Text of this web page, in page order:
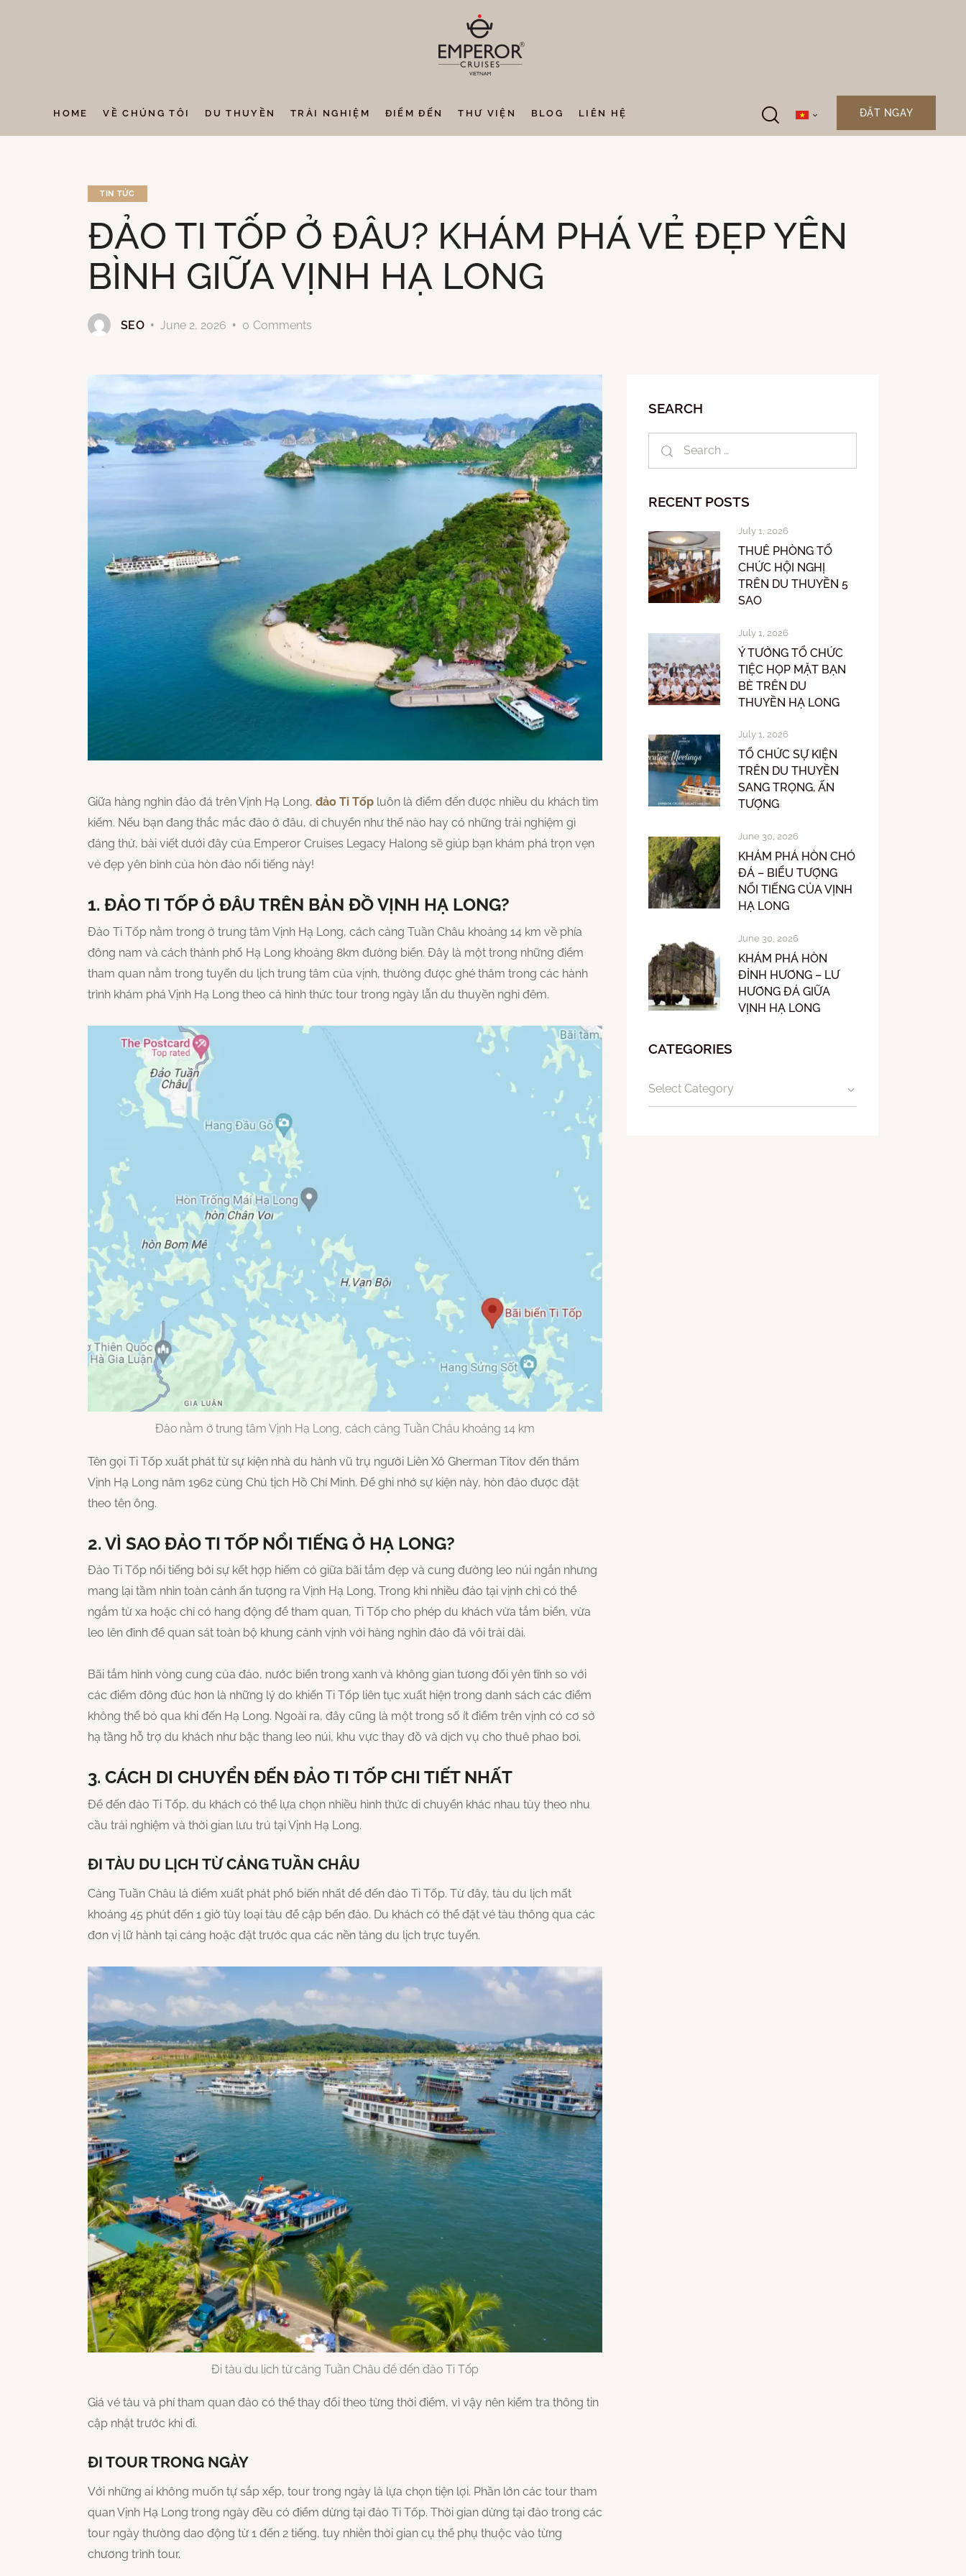
HOME VỀ CHÚNG TÔI DU THUYỀN TRẢI NGHIỆM ĐIỂM ĐẾN THƯ VIỆN BLOG LIÊN HỆ ĐẶT NGAY
TIN TỨC
ĐẢO TI TỐP Ở ĐÂU? KHÁM PHÁ VẺ ĐẸP YÊN
BÌNH GIỮA VỊNH HẠ LONG
SEO June 2, 2026 0 Comments
Giữa hàng nghìn đảo đá trên Vịnh Hạ Long, đảo Ti Tốp luôn là điểm đến được nhiều du khách tìm
kiếm. Nếu bạn đang thắc mắc đảo ở đâu, di chuyển như thế nào hay có những trải nghiệm gì
đáng thử, bài viết dưới đây của Emperor Cruises Legacy Halong sẽ giúp bạn khám phá trọn vẹn
vẻ đẹp yên bình của hòn đảo nổi tiếng này!
1. ĐẢO TI TỐP Ở ĐÂU TRÊN BẢN ĐỒ VỊNH HẠ LONG?
Đảo Ti Tốp nằm trong ở trung tâm Vịnh Hạ Long, cách cảng Tuần Châu khoảng 14 km về phía
đông nam và cách thành phố Hạ Long khoảng 8km đường biển. Đây là một trong những điểm
tham quan nằm trong tuyến du lịch trung tâm của vịnh, thường được ghé thăm trong các hành
trình khám phá Vịnh Hạ Long theo cả hình thức tour trong ngày lẫn du thuyền nghỉ đêm.
Đảo nằm ở trung tâm Vịnh Hạ Long, cách cảng Tuần Châu khoảng 14 km
Tên gọi Ti Tốp xuất phát từ sự kiện nhà du hành vũ trụ người Liên Xô Gherman Titov đến thăm
Vịnh Hạ Long năm 1962 cùng Chủ tịch Hồ Chí Minh. Để ghi nhớ sự kiện này, hòn đảo được đặt
theo tên ông.
2. VÌ SAO ĐẢO TI TỐP NỔI TIẾNG Ở HẠ LONG?
Đảo Ti Tốp nổi tiếng bởi sự kết hợp hiếm có giữa bãi tắm đẹp và cung đường leo núi ngắn nhưng
mang lại tầm nhìn toàn cảnh ấn tượng ra Vịnh Hạ Long. Trong khi nhiều đảo tại vịnh chỉ có thể
ngắm từ xa hoặc chỉ có hang động để tham quan, Ti Tốp cho phép du khách vừa tắm biển, vừa
leo lên đỉnh để quan sát toàn bộ khung cảnh vịnh với hàng nghìn đảo đá vôi trải dài.
Bãi tắm hình vòng cung của đảo, nước biển trong xanh và không gian tương đối yên tĩnh so với
các điểm đông đúc hơn là những lý do khiến Ti Tốp liên tục xuất hiện trong danh sách các điểm
không thể bỏ qua khi đến Hạ Long. Ngoài ra, đây cũng là một trong số ít điểm trên vịnh có cơ sở
hạ tầng hỗ trợ du khách như bậc thang leo núi, khu vực thay đồ và dịch vụ cho thuê phao bơi.
3. CÁCH DI CHUYỂN ĐẾN ĐẢO TI TỐP CHI TIẾT NHẤT
Để đến đảo Ti Tốp, du khách có thể lựa chọn nhiều hình thức di chuyển khác nhau tùy theo nhu
cầu trải nghiệm và thời gian lưu trú tại Vịnh Hạ Long.
ĐI TÀU DU LỊCH TỪ CẢNG TUẦN CHÂU
Cảng Tuần Châu là điểm xuất phát phổ biến nhất để đến đảo Ti Tốp. Từ đây, tàu du lịch mất
khoảng 45 phút đến 1 giờ tùy loại tàu để cập bến đảo. Du khách có thể đặt vé tàu thông qua các
đơn vị lữ hành tại cảng hoặc đặt trước qua các nền tảng du lịch trực tuyến.
Đi tàu du lịch từ cảng Tuần Châu để đến đảo Ti Tốp
Giá vé tàu và phí tham quan đảo có thể thay đổi theo từng thời điểm, vì vậy nên kiểm tra thông tin
cập nhật trước khi đi.
ĐI TOUR TRONG NGÀY
Với những ai không muốn tự sắp xếp, tour trong ngày là lựa chọn tiện lợi. Phần lớn các tour tham
quan Vịnh Hạ Long trong ngày đều có điểm dừng tại đảo Ti Tốp. Thời gian dừng tại đảo trong các
tour ngày thường dao động từ 1 đến 2 tiếng, tuy nhiên thời gian cụ thể phụ thuộc vào từng
chương trình tour.
SEARCH
RECENT POSTS
July 1, 2026
THUÊ PHÒNG TỔ
CHỨC HỘI NGHỊ
TRÊN DU THUYỀN 5
SAO
July 1, 2026
Ý TƯỞNG TỔ CHỨC
TIỆC HỌP MẶT BẠN
BÈ TRÊN DU
THUYỀN HẠ LONG
July 1, 2026
TỔ CHỨC SỰ KIỆN
TRÊN DU THUYỀN
SANG TRỌNG, ẤN
TƯỢNG
June 30, 2026
KHÁM PHÁ HÒN CHÓ
ĐÁ – BIỂU TƯỢNG
NỔI TIẾNG CỦA VỊNH
HẠ LONG
June 30, 2026
KHÁM PHÁ HÒN
ĐỈNH HƯƠNG – LƯ
HƯƠNG ĐÁ GIỮA
VỊNH HẠ LONG
CATEGORIES